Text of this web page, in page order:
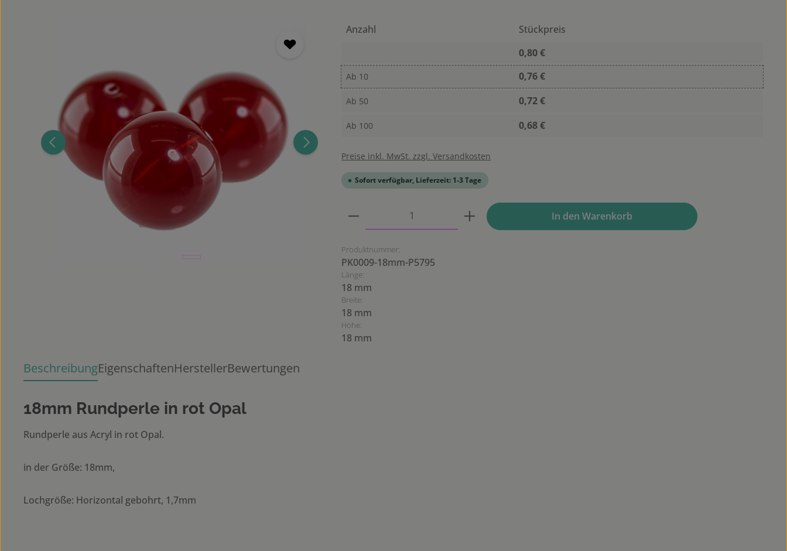
Anzahl
Stückpreis
0,80 €
Ab 10 0,76 €
Ab 50 0,72 €
Ab 100 0,68 €
Preise inkl. MwSt. zzgl. Versandkosten
Sofort verfügbar, Lieferzeit: 1-3 Tage
Produkt Anzahl: Gib den gewünschten Wert ein oder benutze
In den Warenkorb
Produktnummer:
PK0009-18mm-P5795
Länge:
18 mm
Breite:
18 mm
Höhe:
18 mm
BeschreibungEigenschaftenHerstellerBewertungen
18mm Rundperle in rot Opal
Rundperle aus Acryl in rot Opal.
in der Größe: 18mm,
Lochgröße: Horizontal gebohrt, 1,7mm